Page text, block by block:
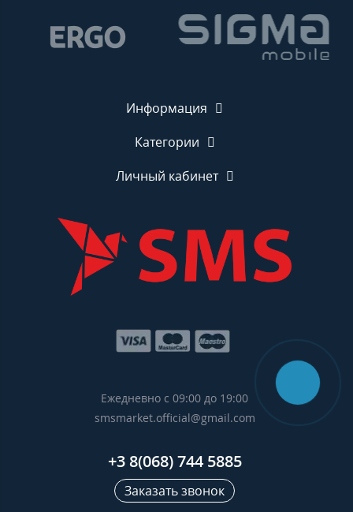
Информация
Категории
Личный кабинет
Ежедневно с 09:00 до 19:00
smsmarket.official@gmail.com
+3 8(068) 744 5885
Заказать звонок